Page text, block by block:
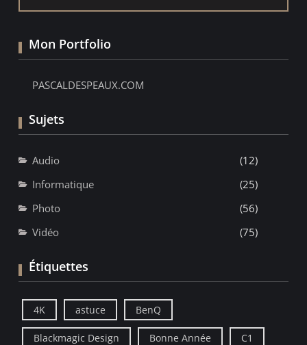
Mon Portfolio
PASCALDESPEAUX.COM
Sujets
Audio
(12)
Informatique
(25)
Photo
(56)
Vidéo
(75)
Étiquettes
4K astuce BenQ
Blackmagic Design Bonne Année C1